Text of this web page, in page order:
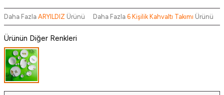
Daha Fazla ARYILDIZ Ürünü Daha Fazla 6 Kişilik Kahvaltı Takımı Ürünü
Ürünün Diğer Renkleri